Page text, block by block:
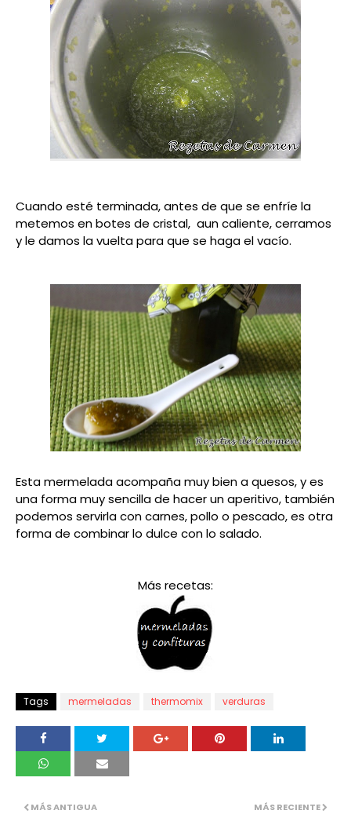
Cuando esté terminada, antes de que se enfríe la
metemos en botes de cristal, aun caliente, cerramos
y le damos la vuelta para que se haga el vacío.
Esta mermelada acompaña muy bien a quesos, y es
una forma muy sencilla de hacer un aperitivo, también
podemos servirla con carnes, pollo o pescado, es otra
forma de combinar lo dulce con lo salado.
Más recetas:
Tags mermeladas thermomix verduras
MÁS RECIENTE
MÁS ANTIGUA